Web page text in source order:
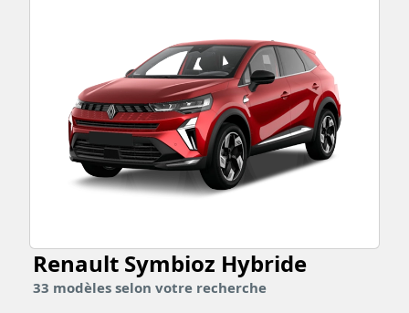
Renault Symbioz Hybride
33 modèles selon votre recherche